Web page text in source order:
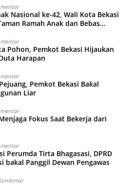
Nasional ke-42, Wali Kota Bekasi
Ramah Anak dan Bebas
Pohon, Pemkot Bekasi Hijaukan
Harapan
Pemkot Bekasi Bakal
Liar
Fokus Saat Bekerja dari
Perumda Tirta Bhagasasi, DPRD
bakal Panggil Dewan Pengawas